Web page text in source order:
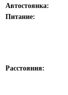
Автостоянка:
Питание:
Расстояния: